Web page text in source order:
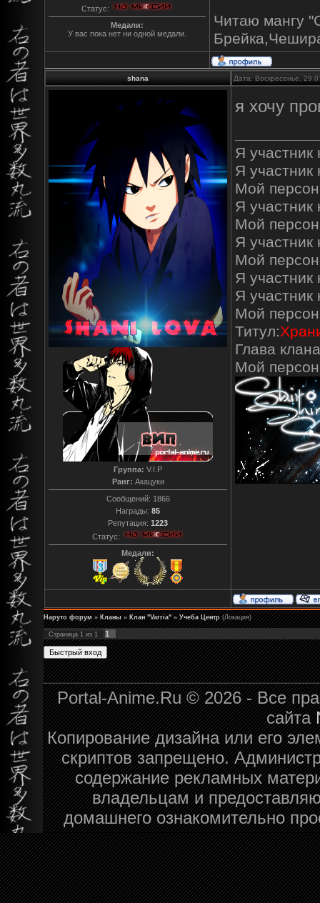
Статус:
Медали:
У вас пока нет ни одной медали.
Читаю мангу
shana Дата: Воскресенье,
Группа: V.I.P
Ранг: Акацуки
Сообщений: 1866
Награды: 85
Репутация: 1223
Статус:
Медали:
я хочу
Я участник
Я участник
Мой
Я участник
Мой
Я участник
Мой
Я участник
Я участник
Мой
Титул:
Глава
Мой
Наруто форум » Кланы » Клан "Varria" » Учеба Центр (Локация)
Страница 1 из 1 1
Portal-Anime.Ru © 2026 - Все
сайта
Копирование дизайна или его
скриптов запрещено.
содержание рекламных
владельцам и
домашнего ознакомительно